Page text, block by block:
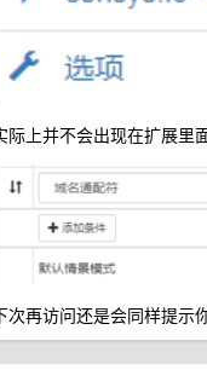
际上并不会出现在扩展里
次再访问还是会同样提示